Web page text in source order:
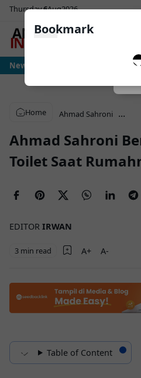
Thursday6Aug2026
NewsSesungguhnya Albiceleste
Home Ahmad Sahroni ...
Ahmad Sahroni
Toilet Saat
EDITOR IRWAN
3 min read
Table of Content
Bookmark